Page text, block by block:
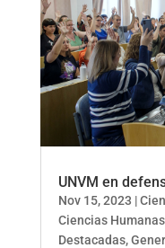
UNVM en
Nov 15, 2023 |
Ciencias Humanas
Destacadas,